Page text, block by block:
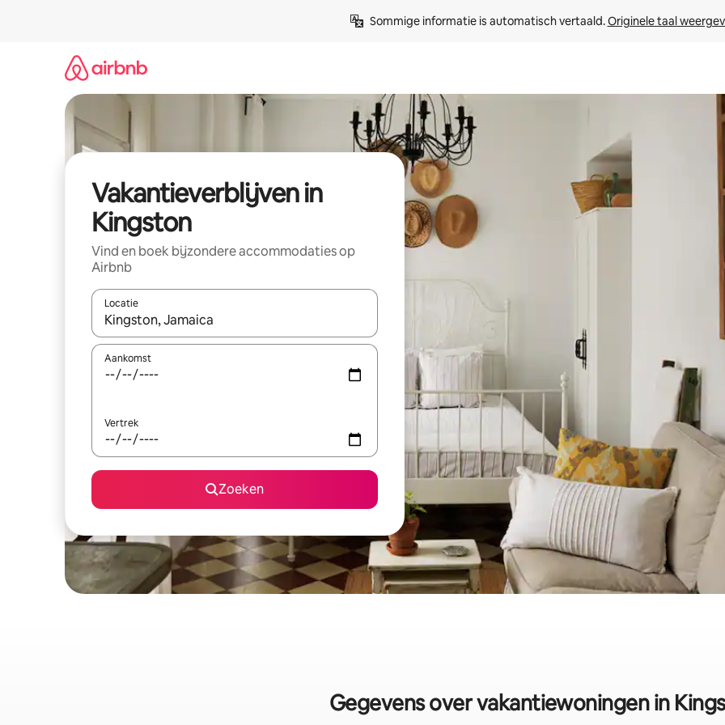
Sommige informatie is automatisch vertaald. Originele taal
Vakantieverblijven in
Kingston
Vind en boek bijzondere accommodaties op
Airbnb
Locatie
Wanneer er resultaten beschikbaar zijn, maak je een keuze met je de pijltjestoetsen omhoog en omlaag, óf door te
Aankomst
Vertrek
Zoeken
Gegevens over vakantiewoningen in